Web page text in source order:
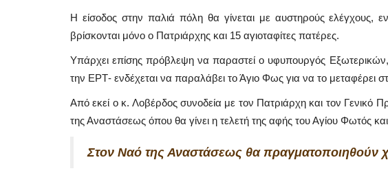
Η είσοδος στην παλιά πόλη θα γίνεται με αυστηρούς ελέγχους,
βρίσκονται μόνο ο Πατριάρχης και 15 αγιοταφίτες πατέρες.
Υπάρχει επίσης πρόβλεψη να παραστεί ο υφυπουργός
την ΕΡΤ- ενδέχεται να παραλάβει το Άγιο Φως για να το μεταφέρει
Από εκεί ο κ. Λοβέρδος συνοδεία με τον Πατριάρχη και τον Γενικό
της Αναστάσεως όπου θα γίνει η τελετή της αφής του Αγίου Φωτός
Στον Ναό της Αναστάσεως θα πραγματοποιηθούν